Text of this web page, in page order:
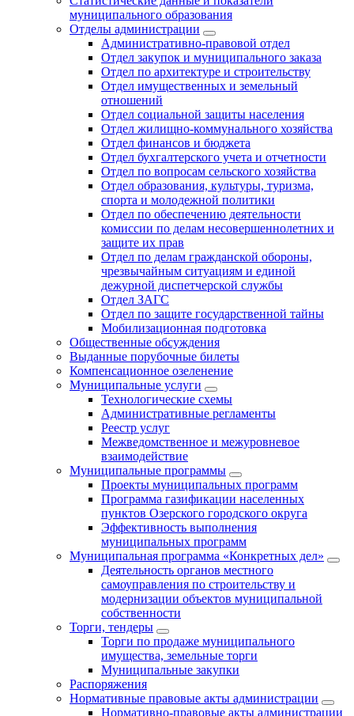
муниципального образования
Отделы администрации
Административно-правовой отдел
Отдел закупок и муниципального заказа
Отдел по архитектуре и строительству
Отдел имущественных и земельный
отношений
Отдел социальной защиты населения
Отдел жилищно-коммунального хозяйства
Отдел финансов и бюджета
Отдел бухгалтерского учета и отчетности
Отдел по вопросам сельского хозяйства
Отдел образования, культуры, туризма,
спорта и молодежной политики
Отдел по обеспечению деятельности
комиссии по делам несовершеннолетних и
защите их прав
Отдел по делам гражданской обороны,
чрезвычайным ситуациям и единой
дежурной диспетчерской службы
Отдел ЗАГС
Отдел по защите государственной тайны
Мобилизационная подготовка
Общественные обсуждения
Выданные порубочные билеты
Компенсационное озеленение
Муниципальные услуги
Технологические схемы
Административные регламенты
Реестр услуг
Межведомственное и межуровневое
взаимодействие
Муниципальные программы
Проекты муниципальных программ
Программа газификации населенных
пунктов Озерского городского округа
Эффективность выполнения
муниципальных программ
Муниципальная программа «Конкретных дел»
Деятельность органов местного
самоуправления по строительству и
модернизации объектов муниципальной
собственности
Торги, тендеры
Торги по продаже муниципального
имущества, земельные торги
Муниципальные закупки
Распоряжения
Нормативные правовые акты администрации
Нормативно-правовые акты администрации